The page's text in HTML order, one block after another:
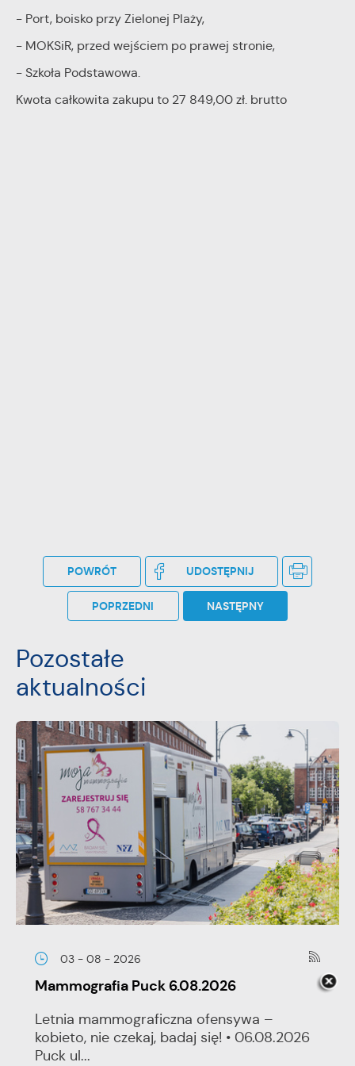
- Port, boisko przy Zielonej Plaży,
- MOKSiR, przed wejściem po prawej stronie,
- Szkoła Podstawowa.
Kwota całkowita zakupu to 27 849,00 zł. brutto
POWRÓT UDOSTĘPNIJ
POPRZEDNI NASTĘPNY
Pozostałe
aktualności
03 - 08 - 2026
Mammografia Puck 6.08.2026
Letnia mammograficzna ofensywa –
kobieto, nie czekaj, badaj się! • 06.08.2026
Puck ul...
stronach podmiotów trzecich lub firm będących naszymi
partnerami oraz innych dostawców usług. Firmy te działają w
charakterze pośredników prezentujących nasze treści w
społecznościowych.